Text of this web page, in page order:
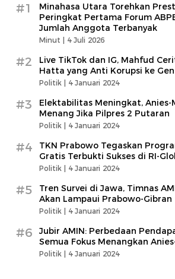
#1
Minahasa Utara Torehkan
Peringkat Pertama Forum
Jumlah Anggota Terbanyak
Minut | 4 Juli 2026
#2
Live TikTok dan IG, Mahfud
Hatta yang Anti Korupsi ke
Politik | 4 Januari 2024
#3
Elektabilitas Meningkat, Anies-
Menang Jika Pilpres 2 Putaran
Politik | 4 Januari 2024
#4
TKN Prabowo Tegaskan
Gratis Terbukti Sukses di RI-
Politik | 4 Januari 2024
#5
Tren Survei di Jawa, Timnas
Akan Lampaui Prabowo-Gibran
Politik | 4 Januari 2024
#6
Jubir AMIN: Perbedaan
Semua Fokus Menangkan
Politik | 4 Januari 2024